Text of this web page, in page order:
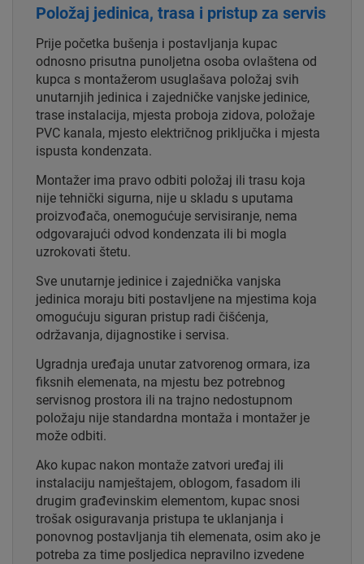
Položaj jedinica, trasa i pristup za servis
Prije početka bušenja i postavljanja kupac
odnosno prisutna punoljetna osoba ovlaštena od
kupca s montažerom usuglašava položaj svih
unutarnjih jedinica i zajedničke vanjske jedinice,
trase instalacija, mjesta proboja zidova, položaje
PVC kanala, mjesto električnog priključka i mjesta
ispusta kondenzata.
Montažer ima pravo odbiti položaj ili trasu koja
nije tehnički sigurna, nije u skladu s uputama
proizvođača, onemogućuje servisiranje, nema
odgovarajući odvod kondenzata ili bi mogla
uzrokovati štetu.
Sve unutarnje jedinice i zajednička vanjska
jedinica moraju biti postavljene na mjestima koja
omogućuju siguran pristup radi čišćenja,
održavanja, dijagnostike i servisa.
Ugradnja uređaja unutar zatvorenog ormara, iza
fiksnih elemenata, na mjestu bez potrebnog
servisnog prostora ili na trajno nedostupnom
položaju nije standardna montaža i montažer je
može odbiti.
Ako kupac nakon montaže zatvori uređaj ili
instalaciju namještajem, oblogom, fasadom ili
drugim građevinskim elementom, kupac snosi
trošak osiguravanja pristupa te uklanjanja i
ponovnog postavljanja tih elemenata, osim ako je
potreba za time posljedica nepravilno izvedene